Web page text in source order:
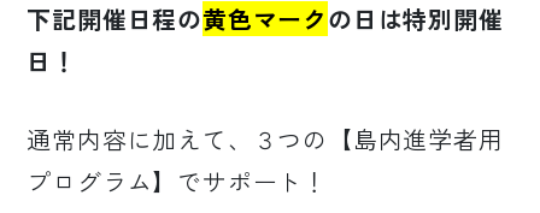
下記開催日程の黄色マークの日は特別開催
日！
通常内容に加えて、３つの【島内進学者用
プログラム】でサポート！